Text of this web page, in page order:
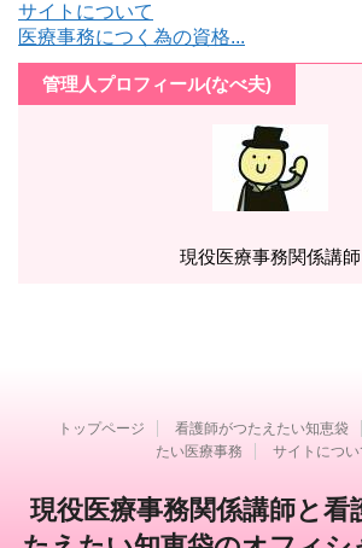
サイトについて
医療事務につく為の資格...
管理人プロフィール(なべ夫)
現役医療事務関係講師
トップページ 看護師がつたえたい知恵袋
たい医療事務
サイトについ
現役医療事務関係講師と看